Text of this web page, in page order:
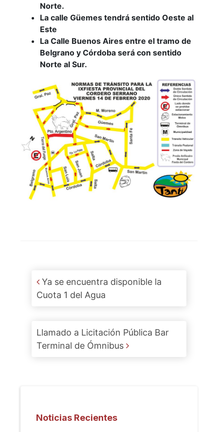
Norte.
La calle Güemes tendrá sentido Oeste al
Este
La Calle Buenos Aires entre el tramo de
Belgrano y Córdoba será con sentido
Norte al Sur.
Post navigation
Ya se encuentra disponible la
Cuota 1 del Agua
Llamado a Licitación Pública Bar
Terminal de Ómnibus
Noticias Recientes